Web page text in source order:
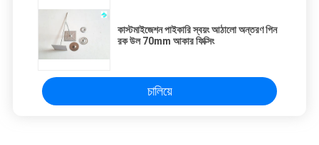
কাস্টমাইজেশন পাইকারি স্বয়ং আঠালো অন্তরণ পিন
রক উল 70mm আকার ফিক্সিং
চালিয়ে